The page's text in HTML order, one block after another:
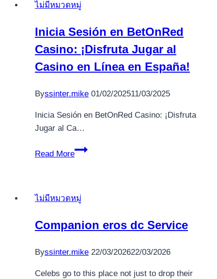
UK
and
Rankings
2026.12115
ไม่มีหมวดหมู่
Inicia Sesión en BetOnRed
Casino: ¡Disfruta Jugar al
Casino en Línea en España!
Byssinter.mike 01/02/202511/03/2025
Inicia Sesión en BetOnRed Casino: ¡Disfruta
Jugar al Ca…
Read More
Inicia
Casino:
Jugar
Casino
ไม่มีหมวดหมู่
Companion eros dc Service
Byssinter.mike 22/03/202622/03/2026
Celebs go to this place not just to drop their